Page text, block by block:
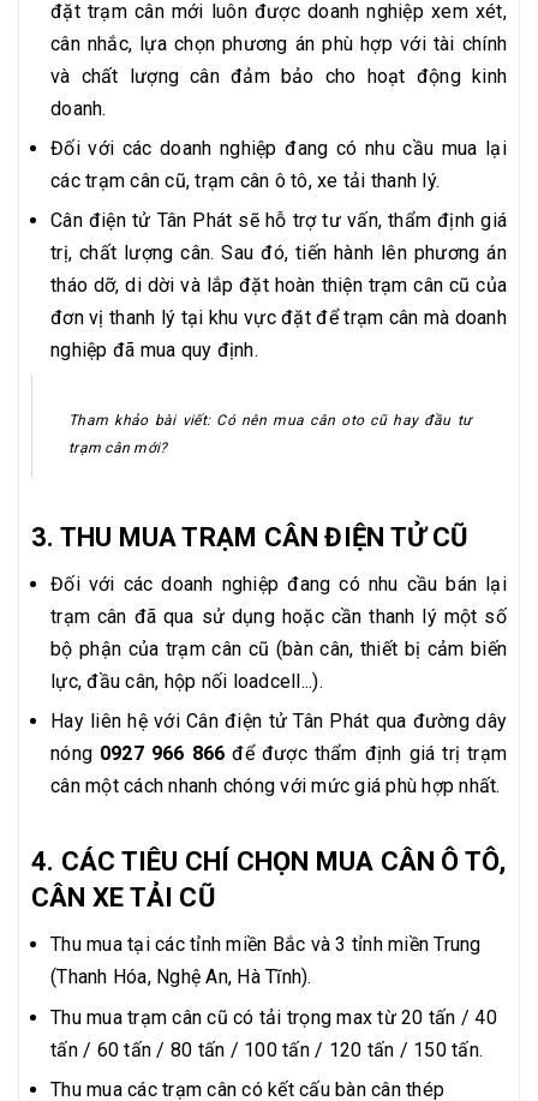
đặt trạm cân mới luôn được doanh nghiệp xem xét,
cân nhắc, lựa chọn phương án phù hợp với tài chính
và chất lượng cân đảm bảo cho hoạt động kinh
doanh.
Đối với các doanh nghiệp đang có nhu cầu mua lại
các trạm cân cũ, trạm cân ô tô, xe tải thanh lý.
Cân điện tử Tân Phát sẽ hỗ trợ tư vấn, thẩm định giá
trị, chất lượng cân. Sau đó, tiến hành lên phương án
tháo dỡ, di dời và lắp đặt hoàn thiện trạm cân cũ của
đơn vị thanh lý tại khu vực đặt để trạm cân mà doanh
nghiệp đã mua quy định.
Tham khảo bài viết: Có nên mua cân oto cũ hay đầu tư
trạm cân mới?
3. THU MUA TRẠM CÂN ĐIỆN TỬ CŨ
Đối với các doanh nghiệp đang có nhu cầu bán lại
trạm cân đã qua sử dụng hoặc cần thanh lý một số
bộ phận của trạm cân cũ (bàn cân, thiết bị cảm biến
lực, đầu cân, hộp nối loadcell...).
Hay liên hệ với Cân điện tử Tân Phát qua đường dây
nóng 0927 966 866 để được thẩm định giá trị trạm
cân một cách nhanh chóng với mức giá phù hợp nhất.
4. CÁC TIÊU CHÍ CHỌN MUA CÂN Ô TÔ,
CÂN XE TẢI CŨ
Thu mua tại các tỉnh miền Bắc và 3 tỉnh miền Trung
(Thanh Hóa, Nghệ An, Hà Tĩnh).
Thu mua trạm cân cũ có tải trọng max từ 20 tấn / 40
tấn / 60 tấn / 80 tấn / 100 tấn / 120 tấn / 150 tấn.
Thu mua các trạm cân có kết cấu bàn cân thép